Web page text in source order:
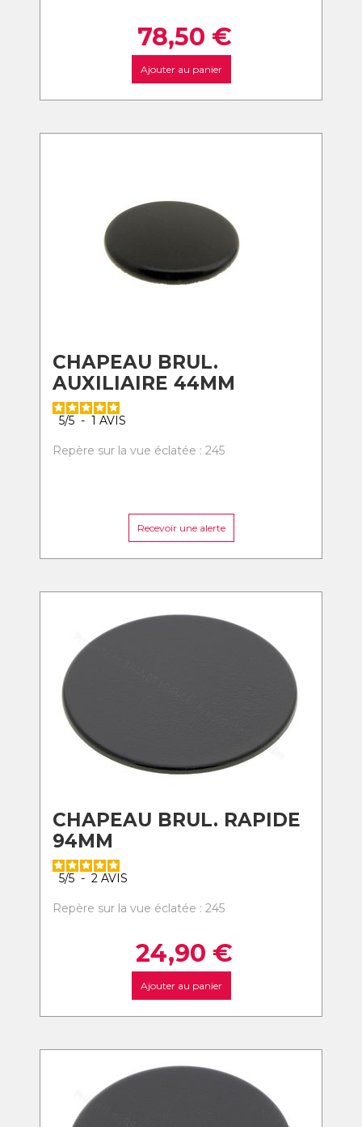
78,50 €
Ajouter au panier
CHAPEAU BRUL.
AUXILIAIRE 44MM
5/5 - 1 AVIS
Repère sur la vue éclatée : 245
Recevoir une alerte
CHAPEAU BRUL. RAPIDE
94MM
5/5 - 2 AVIS
Repère sur la vue éclatée : 245
24,90 €
Ajouter au panier